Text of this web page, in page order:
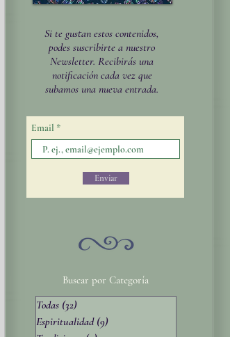
Si te gustan estos contenidos,
podes suscribirte a nuestro
Newsletter. Recibirás una
notificación cada vez que
subamos una nueva entrada.
Email
Enviar
Buscar por Categoría
Todas (32)
Espiritualidad (9)